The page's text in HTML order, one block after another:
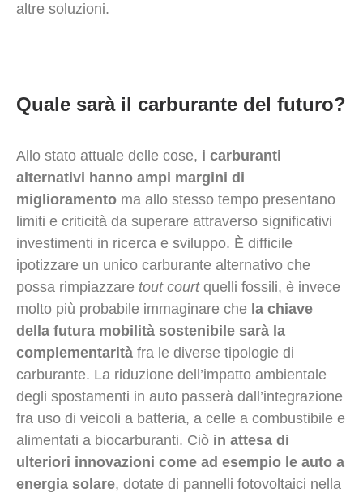
altre soluzioni.
Quale sarà il carburante del futuro?
Allo stato attuale delle cose, i carburanti
alternativi hanno ampi margini di
miglioramento ma allo stesso tempo presentano
limiti e criticità da superare attraverso significativi
investimenti in ricerca e sviluppo. È difficile
ipotizzare un unico carburante alternativo che
possa rimpiazzare tout courtquelli fossili, è invece
molto più probabile immaginare che la chiave
della futura mobilità sostenibile sarà la
complementarità fra le diverse tipologie di
carburante. La riduzione dell’impatto ambientale
degli spostamenti in auto passerà dall’integrazione
fra uso di veicoli a batteria, a celle a combustibile e
alimentati a biocarburanti. Ciò in attesa di
ulteriori innovazioni come ad esempio le auto a
energia solare, dotate di pannelli fotovoltaici nella